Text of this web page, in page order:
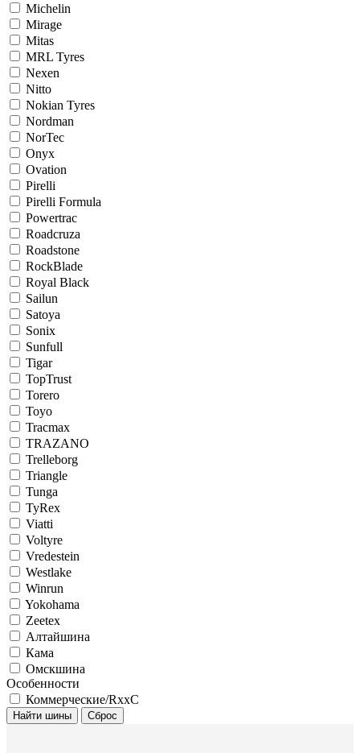
Michelin
Mirage
Mitas
MRL Tyres
Nexen
Nitto
Nokian Tyres
Nordman
NorTec
Onyx
Ovation
Pirelli
Pirelli Formula
Powertrac
Roadcruza
Roadstone
RockBlade
Royal Black
Sailun
Satoya
Sonix
Sunfull
Tigar
TopTrust
Torero
Toyo
Tracmax
TRAZANO
Trelleborg
Triangle
Tunga
TyRex
Viatti
Voltyre
Vredestein
Westlake
Winrun
Yokohama
Zeetex
Алтайшина
Кама
Омскшина
Особенности
Коммерческие/RxxC
Найти шины Сброс